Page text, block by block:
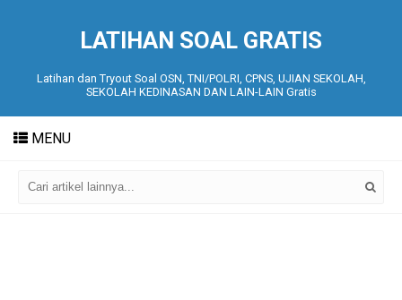
LATIHAN SOAL GRATIS
Latihan dan Tryout Soal OSN, TNI/POLRI, CPNS, UJIAN SEKOLAH,
SEKOLAH KEDINASAN DAN LAIN-LAIN Gratis
MENU